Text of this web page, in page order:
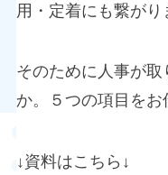
用・定着にも繋がり
そのために人事が
か。５つの項目をお
↓資料はこちら↓